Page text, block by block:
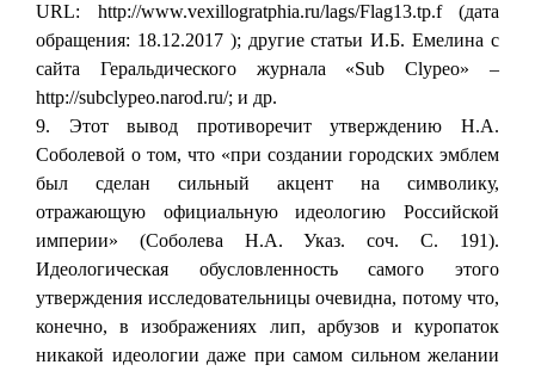
URL: http://www.vexillogratphia.ru/lags/Flag13.tp.f (дата
обращения: 18.12.2017 ); другие статьи И.Б. Емелина с
сайта Геральдического журнала «Sub Clypeo» –
http://subclypeo.narod.ru/; и др.
9. Этот вывод противоречит утверждению Н.А.
Соболевой о том, что «при создании городских эмблем
был сделан сильный акцент на символику,
отражающую официальную идеологию Российской
империи» (Соболева Н.А. Указ. соч. С. 191).
Идеологическая обусловленность самого этого
утверждения исследовательницы очевидна, потому что,
конечно, в изображениях лип, арбузов и куропаток
никакой идеологии даже при самом сильном желании